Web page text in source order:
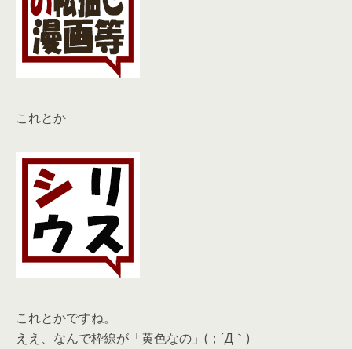
これとか
これとかですね。
ええ、なんで枠線が「黄色なの」(；´Д｀)